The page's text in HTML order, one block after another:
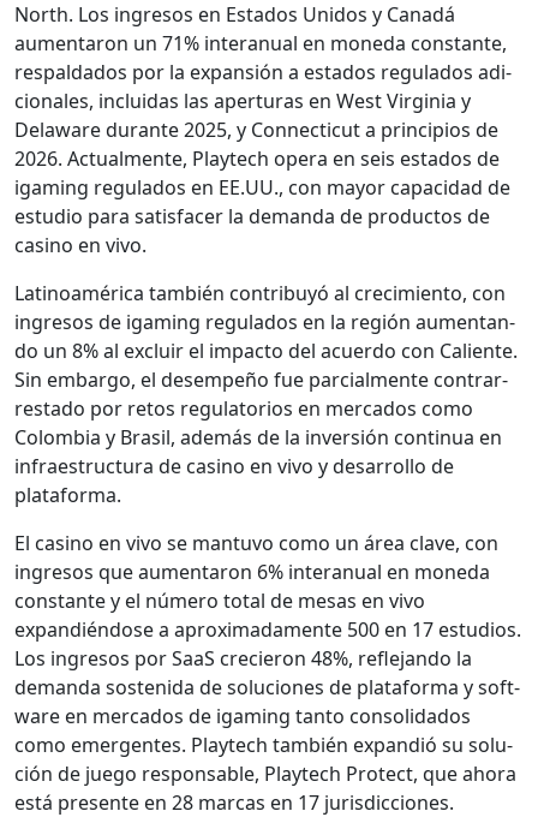
North. Los ingre­sos en Esta­dos Unidos y Canadá
aumen­taron un 71% inter­an­u­al en mon­e­da con­stante,
respal­da­dos por la expan­sión a esta­dos reg­u­la­dos adi­
cionales, inclu­idas las aper­turas en West Vir­ginia y
Delaware durante 2025, y Con­necti­cut a prin­ci­p­ios de
2026. Actual­mente, Playtech opera en seis esta­dos de
igam­ing reg­u­la­dos en EE.UU., con may­or capaci­dad de
estu­dio para sat­is­fac­er la deman­da de pro­duc­tos de
casi­no en vivo.
Lati­noaméri­ca tam­bién con­tribuyó al crec­imien­to, con
ingre­sos de igam­ing reg­u­la­dos en la región aumen­tan­
do un 8% al excluir el impacto del acuer­do con Caliente.
Sin embar­go, el desem­peño fue par­cial­mente con­trar­
resta­do por retos reg­u­la­to­rios en mer­ca­dos como
Colom­bia y Brasil, además de la inver­sión con­tin­ua en
infraestruc­tura de casi­no en vivo y desar­rol­lo de
platafor­ma.
El casi­no en vivo se man­tu­vo como un área clave, con
ingre­sos que aumen­taron 6% inter­an­u­al en mon­e­da
con­stante y el número total de mesas en vivo
expandién­dose a aprox­i­mada­mente 500 en 17 estu­dios.
Los ingre­sos por SaaS crecieron 48%, refle­jan­do la
deman­da sosteni­da de solu­ciones de platafor­ma y soft­
ware en mer­ca­dos de igam­ing tan­to con­sol­i­da­dos
como emer­gentes. Playtech tam­bién expandió su solu­
ción de juego respon­s­able, Playtech Pro­tect, que aho­ra
está pre­sente en 28 mar­cas en 17 juris­dic­ciones.